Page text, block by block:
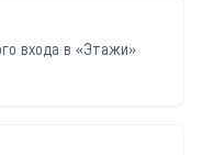
входа в «Этажи»